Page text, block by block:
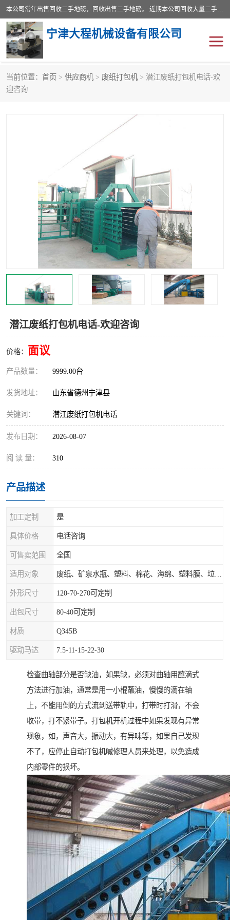
本公司常年出售回收二手地磅，回收出售二手地磅。 近期本公司回收大量二手地磅，型号齐全，宽度从2米到3.5米，长度5米到25米，承重吨位从10到200吨，成色7—9成新。 ? 使用年限6个月至2年，产品来源于个人闲置品，工矿企业停用品，因小换大而来。 精准度和新的一样， 二手地磅是内行人的选择，打个电话就省钱朋友您好等什么
宁津大程机械设备有限公司
当前位置： 首页 > 供应商机 > 废纸打包机 > 潜江废纸打包机电话-欢
迎咨询
潜江废纸打包机电话-欢迎咨询
价格： 面议
产品数量： 9999.00台
发货地址： 山东省德州宁津县
关键词： 潜江废纸打包机电话
发布日期： 2026-08-07
阅 读 量： 310
产品描述
加工定制 是
具体价格 电话咨询
可售卖范围 全国
适用对象
外形尺寸 120-70-270可定制
出包尺寸 80-40可定制
材质 Q345B
驱动马达 7.5-11-15-22-30
检查曲轴部分是否缺油，如果缺，必须对曲轴用蘸滴式
方法进行加油，通常是用一小棍蘸油，慢慢的滴在轴
上，不能用倒的方式流到送带轨中，打带时打滑，不会
收带，打不紧带子。打包机开机过程中如果发现有异常
现象，如，声音大，振动大，有异味等，如果自己发现
不了，应停止自动打包机喊修理人员来处理，以免造成
内部零件的损坏。
地磅
废纸打包机
输送机
半自动输送机 全自动输送机
冷却塔 食品螺旋塔
撕碎机 木材撕碎机
塑料撕碎机 金属撕碎机